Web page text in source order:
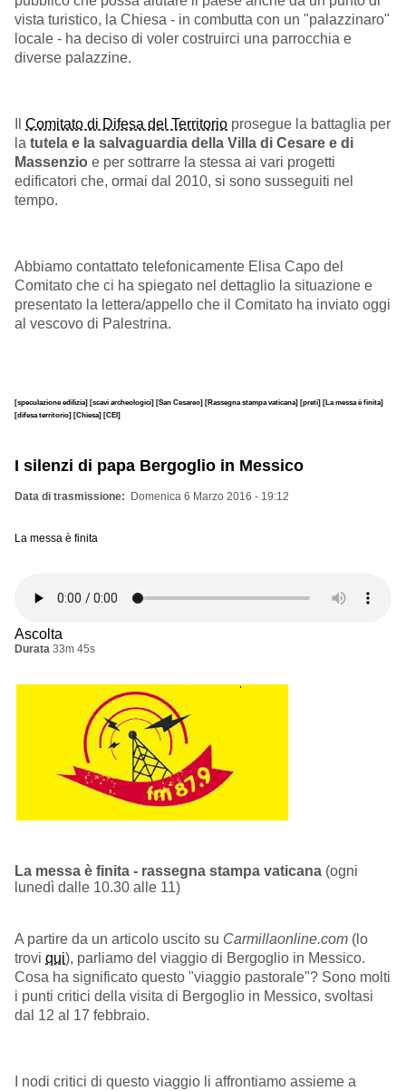
vista turistico, la Chiesa - in combutta con un "palazzinaro"
locale - ha deciso di voler costruirci una parrocchia e
diverse palazzine.
Comitato di Difesa del Territorio prosegue la battaglia per
la tutela e la salvaguardia della Villa di Cesare e di
Massenzio e per sottrarre la stessa ai vari progetti
edificatori che, ormai dal 2010, si sono susseguiti nel
tempo.
Abbiamo contattato telefonicamente Elisa Capo del
Comitato che ci ha spiegato nel dettaglio la situazione e
presentato la lettera/appello che il Comitato ha inviato oggi
al vescovo di Palestrina.
[speculazione edilizia] [scavi archeologici] [San Cesareo] [Rassegna stampa vaticana] [preti] [La messa è finita]
[difesa territorio] [Chiesa] [CEI]
I silenzi di papa Bergoglio in Messico
Data di trasmissione Domenica 6 Marzo 2016 - 19:12
La messa è finita
Ascolta
Durata 33m 45s
La messa è finita - rassegna stampa vaticana (ogni
lunedì dalle 10.30 alle 11)
A partire da un articolo uscito su Carmillaonline.com (lo
trovi qui), parliamo del viaggio di Bergoglio in Messico.
Cosa ha significato questo "viaggio pastorale"? Sono molti
i punti critici della visita di Bergoglio in Messico, svoltasi
dal 12 al 17 febbraio.
I nodi critici di questo viaggio li affrontiamo assieme a